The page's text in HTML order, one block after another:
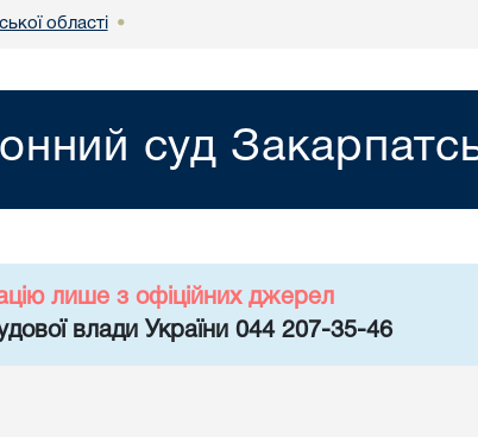
області •
суд
лише з офіційних джерел
влади України 044 207-35-46